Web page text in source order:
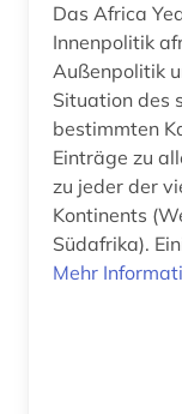
england (2)
englisch (6)
Das Africa Yearbook bietet Informationen zur
Innenpolitik
Außenpolitik
Situation des sub-
bestimmten
Einträge zu
zu jeder der
Kontinents
Südafrika).
Mehr